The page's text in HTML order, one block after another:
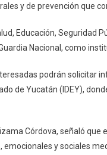
y de prevención que
Educación, Seguridad
Nacional, como
podrán solicitar
de Yucatán (IDEY),
Córdova, señaló
y sociales